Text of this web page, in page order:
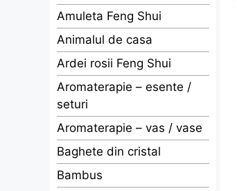
Amuleta Feng Shui
Animalul de casa
Ardei rosii Feng Shui
Aromaterapie – esente /
seturi
Aromaterapie – vas / vase
Baghete din cristal
Bambus